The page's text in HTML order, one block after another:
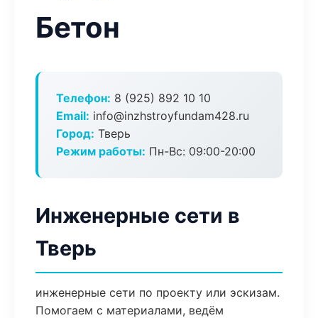
Бетон
Телефон: 8 (925) 892 10 10
Email: info@inzhstroyfundam428.ru
Город: Тверь
Режим работы: Пн-Вс: 09:00-20:00
Инженерные сети в
Тверь
инженерные сети по проекту или эскизам.
Помогаем с материалами, ведём